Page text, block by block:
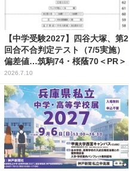
【中学受験2027】四谷大塚、第2
回合不合判定テスト（7/5実施）
偏差値…筑駒74・桜蔭70＜PR＞
2026.7.10